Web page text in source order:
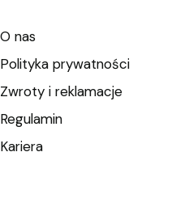
O nas
Polityka prywatności
Zwroty i reklamacje
Regulamin
Kariera